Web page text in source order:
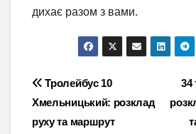
дихає разом з вами.
Навігація
записів
34
Тролейбус 10
Хмельницький: розклад
руху та маршрут